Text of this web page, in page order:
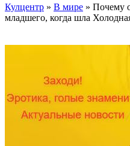
Кулцентр » В мире » Почему
младшего, когда шла